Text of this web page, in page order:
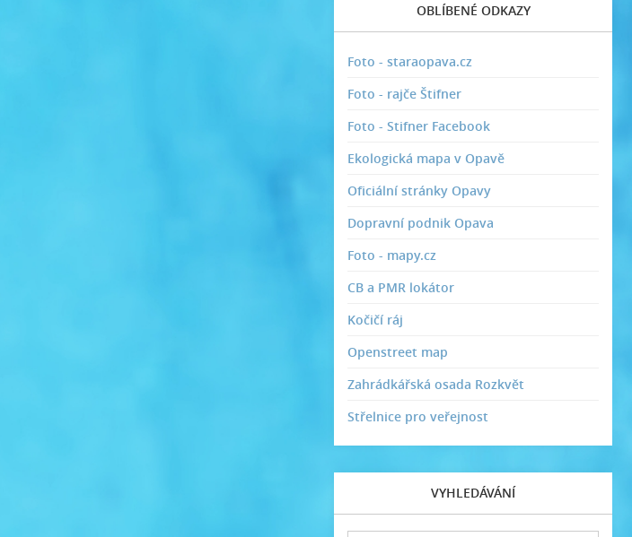
OBLÍBENÉ ODKAZY
Foto - staraopava.cz
Foto - rajče Štifner
Foto - Stifner Facebook
Ekologická mapa v Opavě
Oficiální stránky Opavy
Dopravní podnik Opava
Foto - mapy.cz
CB a PMR lokátor
Kočičí ráj
Openstreet map
Zahrádkářská osada Rozkvět
Střelnice pro veřejnost
VYHLEDÁVÁNÍ